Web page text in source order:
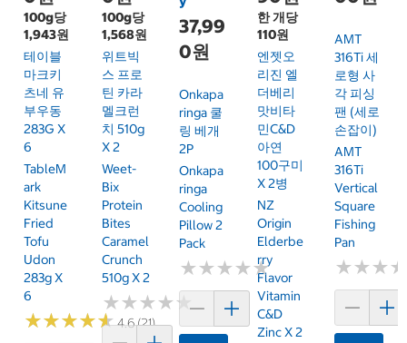
100g당
1,943원
테이블
마크키
츠네 유
부우동
283G X
6
TableM
Ark
Kitsune
Fried
Tofu
Udon
283g X
6
★★★★★
★★★★★4.6 (21)
100g당
1,568원
위트빅
스 프로
틴 카라
멜크런
치 510g
X 2
Weet-
Bix
Protein
Bites
Caramel
Crunch
510g X 2
★★★★★
★★★★★
37,99
0원
Onkapa
Ringa 쿨
링 베개
2P
Onkapa
Ringa
Cooling
Pillow 2
Pack
★★★★★
★★★★★
한 개당
110원
엔젯오
리진 엘
더베리
맛비타
민C&D
아연
100구미
X 2병
NZ
Origin
Elderbe
Rry
Flavor
Vitamin
C&D
Zinc X 2
AMT
316Ti 세
로형 사
각 피싱
팬 (세로
손잡이)
AMT
316Ti
Vertical
Square
Fishing
Pan
★★★
★★★